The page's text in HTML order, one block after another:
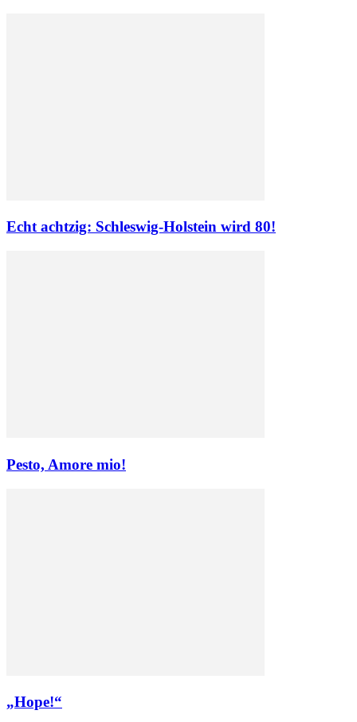
Echt achtzig: Schleswig-Holstein wird 80!
Pesto, Amore mio!
„Hope!“